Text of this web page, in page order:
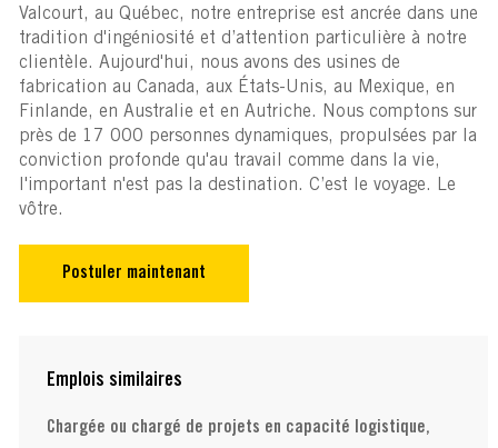
Valcourt, au Québec, notre entreprise est ancrée dans une
tradition d'ingéniosité et d’attention particulière à notre
clientèle. Aujourd'hui, nous avons des usines de
fabrication au Canada, aux États-Unis, au Mexique, en
Finlande, en Australie et en Autriche. Nous comptons sur
près de 17 000 personnes dynamiques, propulsées par la
conviction profonde qu'au travail comme dans la vie,
l'important n'est pas la destination. C’est le voyage. Le
vôtre.
Postuler maintenant
Emplois similaires
Chargée ou chargé de projets en capacité logistique,